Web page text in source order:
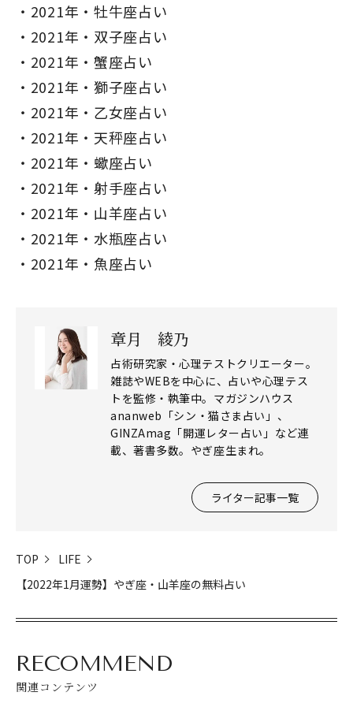
2021年・牡牛座占い
2021年・双子座占い
2021年・蟹座占い
2021年・獅子座占い
2021年・乙女座占い
2021年・天秤座占い
2021年・蠍座占い
2021年・射手座占い
2021年・山羊座占い
2021年・水瓶座占い
2021年・魚座占い
章月 綾乃
占術研究家・心理テストクリエーター。
雑誌やWEBを中心に、占いや心理テス
トを監修・執筆中。マガジンハウス
ananweb「シン・猫さま占い」、
GINZAmag「開運レター占い」など連
載、著書多数。やぎ座生まれ。
ライター記事一覧
TOP
LIFE
【2022年1月運勢】やぎ座・山羊座の無料占い
RECOMMEND
関連コンテンツ